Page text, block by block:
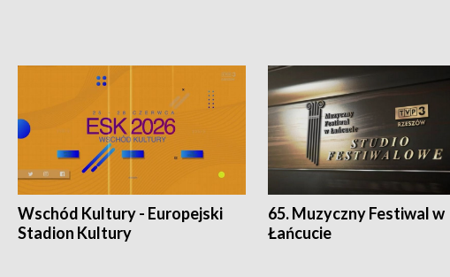
Wschód Kultury - Europejski
Stadion Kultury
65. Muzyczny Festiwal w
Łańcucie